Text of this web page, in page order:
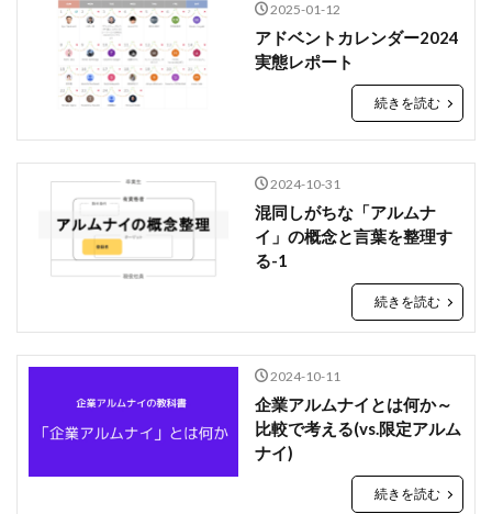
2025-01-12
アドベントカレンダー2024
実態レポート
続きを読む
2024-10-31
混同しがちな「アルムナ
イ」の概念と言葉を整理す
る-1
続きを読む
2024-10-11
企業アルムナイとは何か～
比較で考える(vs.限定アルム
ナイ)
続きを読む